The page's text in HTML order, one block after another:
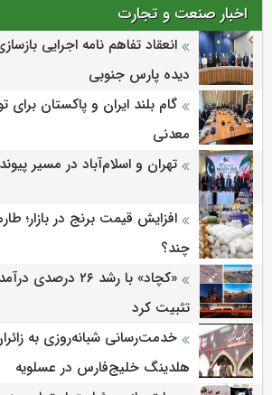
اخبار صنعت و تجارت
انعقاد تفاهم نامه اجرایی
دیده پارس جنوبی
گام بلند ایران و پاکستان
معدنی
تهران و اسلام‌آباد در مسیر
افزایش قیمت برنج در بازار؛
چند؟
«کچاد» با رشد ۲۶
تثبیت کرد
خدمت‌رسانی شبانه‌روزی به
هلدینگ خلیج‌فارس در عسلویه